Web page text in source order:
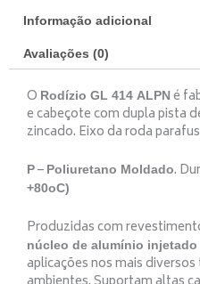
Informação adicional
Avaliações (0)
O Rodízio GL 414 ALPN é
e cabeçote com dupla pista
zincado. Eixo da roda
P – Poliuretano Moldado.
+80oC)
Produzidas com
núcleo de alumínio
aplicações nos mais